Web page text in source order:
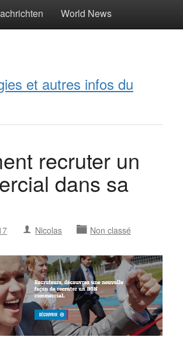
World News
et autres infos du
recruter un
dans sa
Nicolas Non classé